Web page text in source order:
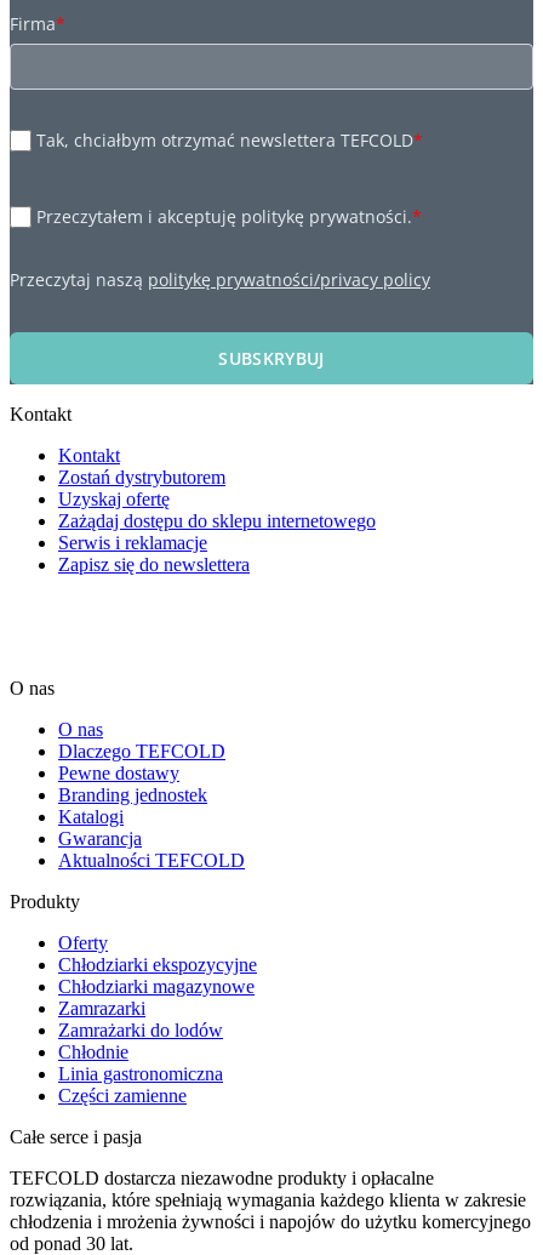
Firma*
Tak, chciałbym otrzymać newslettera TEFCOLD*
Przeczytałem i akceptuję politykę prywatności.*
Przeczytaj naszą politykę prywatności/privacy policy
SUBSKRYBUJ
Kontakt
Kontakt
Zostań dystrybutorem
Uzyskaj ofertę
Zażądaj dostępu do sklepu internetowego
Serwis i reklamacje
Zapisz się do newslettera
O nas
O nas
Dlaczego TEFCOLD
Pewne dostawy
Branding jednostek
Katalogi
Gwarancja
Aktualności TEFCOLD
Produkty
Oferty
Chłodziarki ekspozycyjne
Chłodziarki magazynowe
Zamrazarki
Zamrażarki do lodów
Chłodnie
Linia gastronomiczna
Części zamienne
Całe serce i pasja
TEFCOLD dostarcza niezawodne produkty i opłacalne
rozwiązania, które spełniają wymagania każdego klienta w zakresie
chłodzenia i mrożenia żywności i napojów do użytku komercyjnego
od ponad 30 lat.